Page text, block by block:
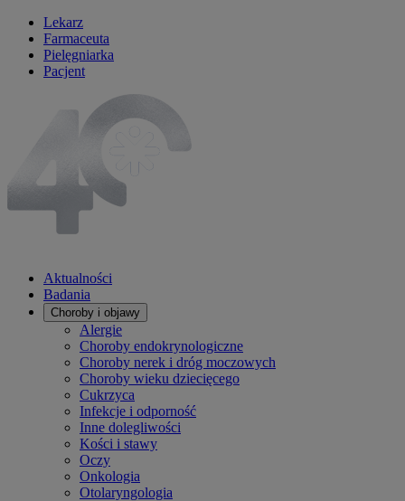
Lekarz
Farmaceuta
Pielęgniarka
Pacjent
Aktualności
Badania
Choroby i objawy
Alergie
Choroby endokrynologiczne
Choroby nerek i dróg moczowych
Choroby wieku dziecięcego
Cukrzyca
Infekcje i odporność
Inne dolegliwości
Kości i stawy
Oczy
Onkologia
Otolaryngologia